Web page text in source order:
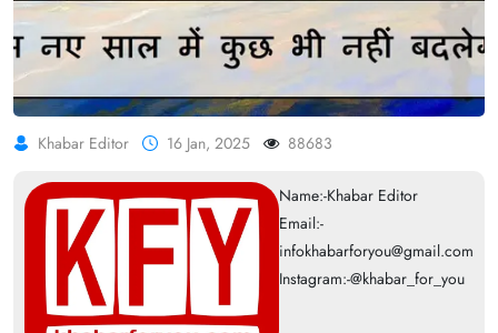
Khabar Editor 16 Jan, 2025 88683
Name:-Khabar Editor
Email:-
infokhabarforyou@gmail.com
Instagram:-@khabar_for_you